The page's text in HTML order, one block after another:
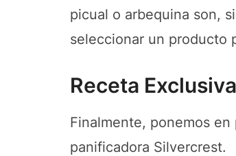
picual o arbequina son,
seleccionar un producto
Receta
Finalmente, ponemos
panificadora Silvercrest.